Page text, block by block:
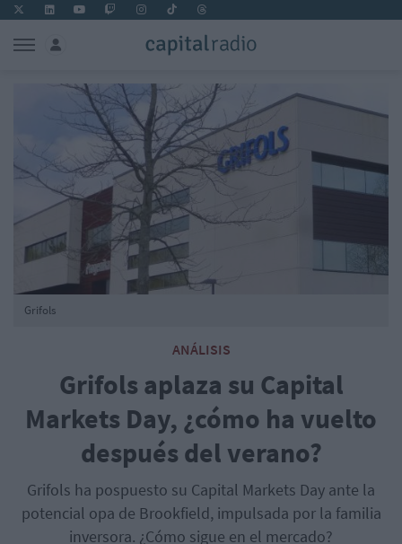
ANÁLISIS
Grifols aplaza su Capital
Markets Day, ¿cómo ha vuelto
después del verano?
Grifols ha pospuesto su Capital Markets Day ante la
potencial opa de Brookfield, impulsada por la familia
inversora. ¿Cómo sigue en el mercado?
Grifols